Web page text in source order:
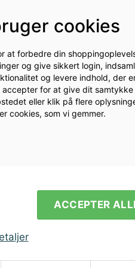
cookies
at forbedre din
og give sikkert login,
og levere indhold, der
for at give dit
eller klik på flere
cookies, som vi gemmer.
ACCEPTER
trykluft, vand med
slange. Let at justere
og Corneliusfustager.
Modtag
i din